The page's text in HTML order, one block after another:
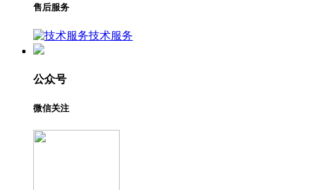
售后服务
技术服务
公众号
微信关注